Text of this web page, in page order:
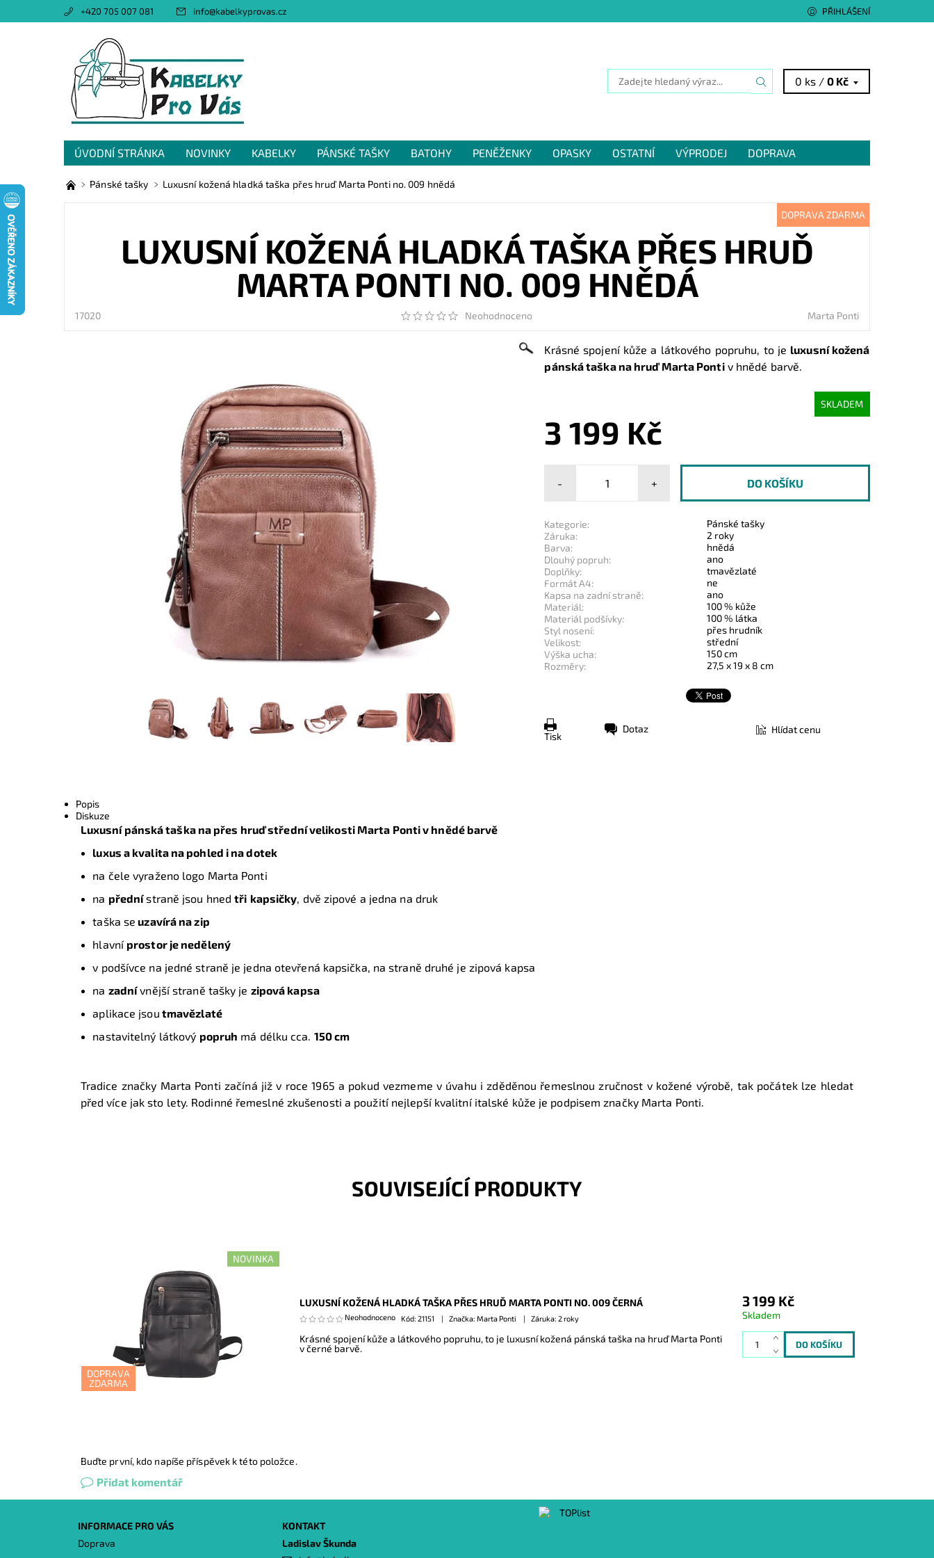
+420 705 007 081 info@kabelkyprovas.cz PŘIHLÁŠENÍ
0 ks /0 Kč
ÚVODNÍ STRÁNKA NOVINKY KABELKY PÁNSKÉ TAŠKY BATOHY PENĚŽENKY OPASKY OSTATNÍ VÝPRODEJ
DOPRAVA
OBCHODNÍ PODMÍNKY
GDPR NAPIŠTE NÁM
Pánské tašky Luxusní kožená hladká taška přes hruď Marta Ponti no. 009 hnědá
DOPRAVA ZDARMA
LUXUSNÍ KOŽENÁ HLADKÁ TAŠKA PŘES HRUĎ
MARTA PONTI NO. 009 HNĚDÁ
17020 Neohodnoceno Marta Ponti
Krásné spojení kůže a látkového popruhu, to je luxusní kožená
pánská taška na hruď Marta Pontiv hnědé barvě.
SKLADEM
3 199 Kč
- +
Kategorie:
Pánské tašky
Záruka:
2 roky
Barva:
hnědá
Dlouhý popruh:
ano
Doplňky:
tmavězlaté
Formát A4:
ne
Kapsa na zadní straně:
ano
Materiál:
100 % kůže
Materiál podšívky:
100 % látka
Styl nosení:
přes hrudník
Velikost:
střední
Výška ucha:
150 cm
Rozměry:
27,5 x 19 x 8 cm
Tisk
Dotaz Hlídat cenu
Popis
Diskuze
Luxusní pánská taška na přes hruď střední velikosti Marta Ponti v hnědé barvě
luxus a kvalita na pohled i na dotek
na čele vyraženo logo Marta Ponti
na přednístraně jsou hnedtři kapsičky , dvě zipové a jedna na druk
taška se uzavírá na zip
hlavní prostor je nedělený
v podšívce na jedné straně je jedna otevřená kapsička, na straně druhé je zipová kapsa
na zadnívnější straně tašky je zipová kapsa
aplikace jsou tmavězlaté
nastavitelný látkový popruh má délku cca. 150 cm
Tradice značky Marta Ponti začíná již v roce 1965 a pokud vezmeme v úvahu i zděděnou řemeslnou zručnost v kožené výrobě, tak počátek lze hledat
před více jak sto lety. Rodinné řemeslné zkušenosti a použití nejlepší kvalitní italské kůže je podpisem značky Marta Ponti.
SOUVISEJÍCÍ PRODUKTY
NOVINKA
DOPRAVA
ZDARMA
LUXUSNÍ KOŽENÁ HLADKÁ TAŠKA PŘES HRUĎ MARTA PONTI NO. 009 ČERNÁ
Neohodnoceno Kód: 21151 Značka: Marta Ponti Záruka: 2 roky
Krásné spojení kůže a látkového popruhu, to je luxusní kožená pánská taška na hruď Marta Ponti
v černé barvě.
3 199 Kč
Skladem
Buďte první, kdo napíše příspěvek k této položce.
Přidat komentář
INFORMACE PRO VÁS
Doprava
KONTAKT
Ladislav Škunda